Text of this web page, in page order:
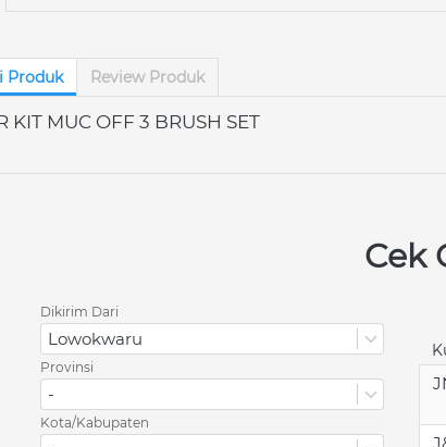
Produk Review Produk
KIT MUC OFF 3 BRUSH SET
Cek
Dikirim Dari
Lowokwaru
Provinsi
-
Kota/Kabupaten